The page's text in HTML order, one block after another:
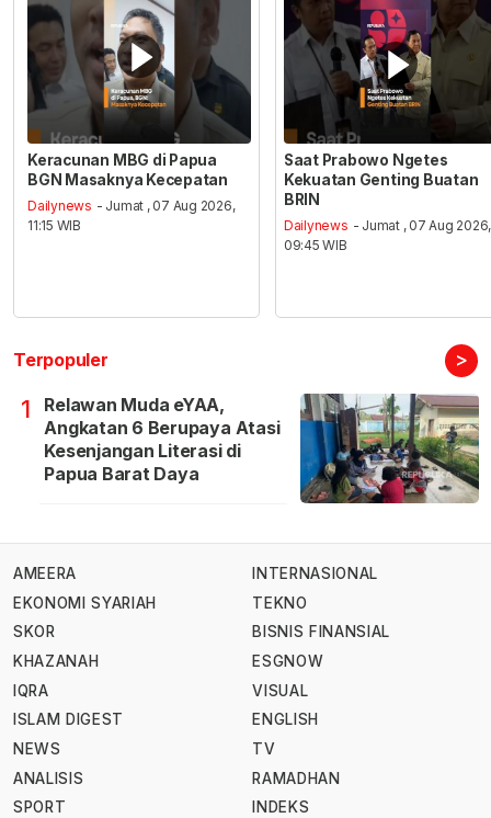
Keracunan MBG di Papua
BGN Masaknya Kecepatan
Dailynews - Jumat , 07 Aug 2026,
11:15 WIB
Saat Prabowo Ngetes
Kekuatan Genting Buatan
BRIN
Dailynews - Jumat , 07 Aug 2026,
09:45 WIB
Terpopuler >
1
Relawan Muda eYAA,
Angkatan 6 Berupaya Atasi
Kesenjangan Literasi di
Papua Barat Daya
AMEERA
EKONOMI SYARIAH
SKOR
KHAZANAH
IQRA
ISLAM DIGEST
NEWS
ANALISIS
SPORT
INTERNASIONAL
TEKNO
BISNIS FINANSIAL
ESGNOW
VISUAL
ENGLISH
TV
RAMADHAN
INDEKS